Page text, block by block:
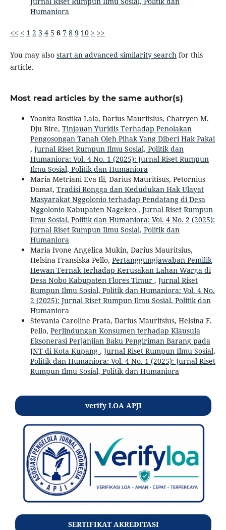
Humaniora
<< < 1 2 3 4 5 6 7 8 9 10 > >>
You may also start an advanced similarity searchfor this
article.
Most read articles by the same author(s)
Yoanita Rostika Lala, Darius Mauritsius, Chatryen M.
Dju Bire, Tinjauan Yuridis Terhadap Penolakan
Pengosongan Tanah Oleh Pihak Yang Diberi Hak Pakai
, Jurnal Riset Rumpun Ilmu Sosial, Politik dan
Humaniora: Vol. 4 No. 1 (2025): Jurnal Riset Rumpun
Ilmu Sosial, Politik dan Humaniora
Maria Metriani Eva Ili, Darius Mauritisus, Petornius
Damat, Tradisi Rongga dan Kedudukan Hak Ulayat
Masyarakat Nggolonio terhadap Pendatang di Desa
Nggolonio Kabupaten Nagekeo , Jurnal Riset Rumpun
Ilmu Sosial, Politik dan Humaniora: Vol. 4 No. 2 (2025):
Jurnal Riset Rumpun Ilmu Sosial, Politik dan
Humaniora
Maria Ivone Angelica Mukin, Darius Mauritsius,
Helsina Fransiska Pello, Pertanggungjawaban Pemilik
Hewan Ternak terhadap Kerusakan Lahan Warga di
Desa Nobo Kabupaten Flores Timur , Jurnal Riset
Rumpun Ilmu Sosial, Politik dan Humaniora: Vol. 4 No.
2 (2025): Jurnal Riset Rumpun Ilmu Sosial, Politik dan
Humaniora
Stevania Caroline Prata, Darius Mauritsius, Helsina F.
Pello, Perlindungan Konsumen terhadap Klausula
Eksonerasi Perjanjian Baku Pengiriman Barang pada
JNT di Kota Kupang , Jurnal Riset Rumpun Ilmu Sosial,
Politik dan Humaniora: Vol. 4 No. 1 (2025): Jurnal Riset
Rumpun Ilmu Sosial, Politik dan Humaniora
verify LOA APJI
SERTIFIKAT AKREDITASI